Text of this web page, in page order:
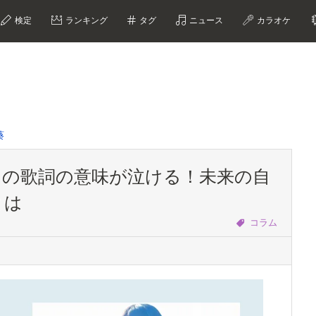
検定 ランキング タグ ニュース カラオケ
歌詞の意味が泣ける！未来の自
コラム